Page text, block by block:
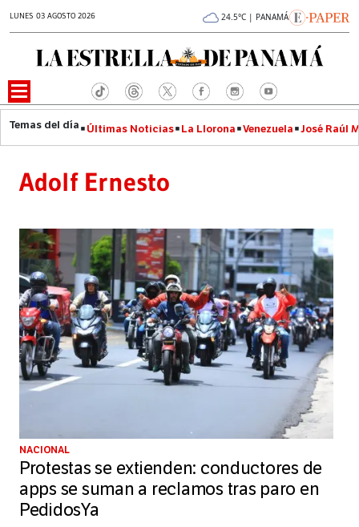
LUNES 03 AGOSTO 2026 24.5°C | PANAMÁ
Últimas Noticias La Llorona Venezuela José Raúl
Adolf Ernesto
NACIONAL
Protestas se extienden: conductores de
apps se suman a reclamos tras paro en
PedidosYa